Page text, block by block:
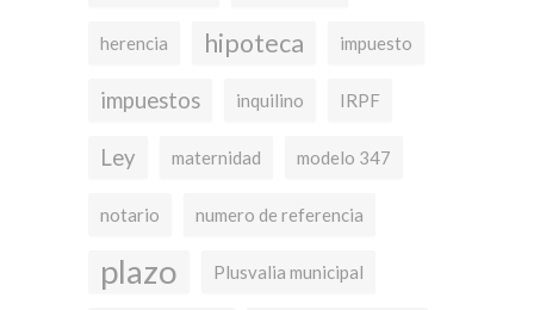
herencia hipoteca impuesto
impuestos inquilino IRPF
Ley maternidad modelo 347
notario numero de referencia
plazo Plusvalia municipal